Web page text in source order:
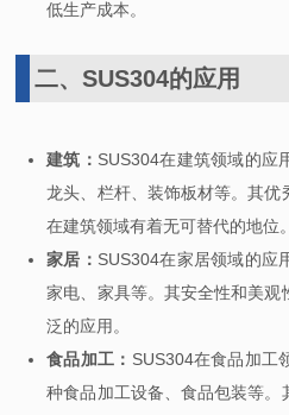
低生产成本。
二、SUS304的应用
建筑： SUS304在建筑领域的应
龙头、栏杆、装饰板材等。其
在建筑领域有着无可替代的地位。
家居： SUS304在家居领域的应
家电、家具等。其安全性和美
泛的应用。
食品加工： SUS304在食品加工
种食品加工设备、食品包装等